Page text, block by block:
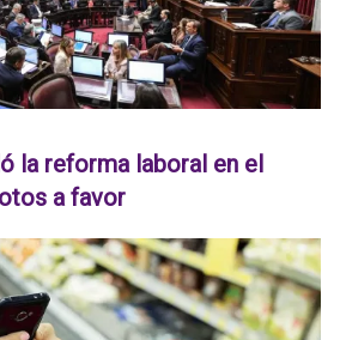
la reforma laboral en el
a favor